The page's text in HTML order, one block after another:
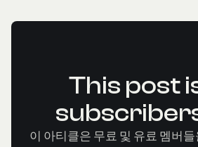
This post
이 아티클은 무료 및 유료 멤버